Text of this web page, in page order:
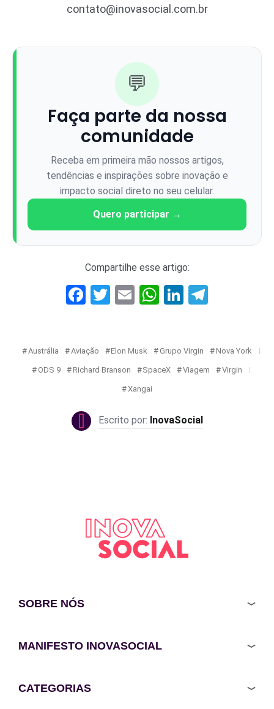
contato@inovasocial.com.br
💬
Faça parte da nossa
comunidade
Receba em primeira mão nossos artigos,
tendências e inspirações sobre inovação e
impacto social direto no seu celular.
Quero participar →
Compartilhe esse artigo:
Facebook
Twitter
EmailWhatsApp
LinkedIn
Austrália Aviação Elon Musk Grupo Virgin Nova York
ODS 9 Richard Branson SpaceX Viagem Virgin
Xangai
InovaSocial
SOBRE NÓS
MANIFESTO INOVASOCIAL
CATEGORIAS